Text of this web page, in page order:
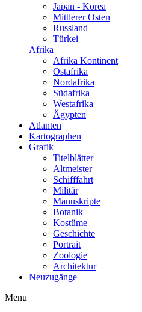
Japan - Korea
Mittlerer Osten
Russland
Türkei
Afrika
Afrika Kontinent
Ostafrika
Nordafrika
Südafrika
Westafrika
Ägypten
Atlanten
Kartographen
Grafik
Titelblätter
Altmeister
Schifffahrt
Militär
Manuskripte
Botanik
Kostüme
Geschichte
Portrait
Zoologie
Architektur
Neuzugänge
Menu